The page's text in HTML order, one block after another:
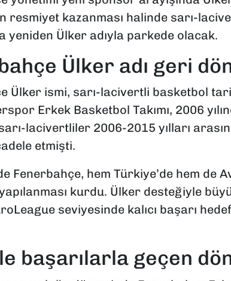
resmiyet kazanması halinde sarı-
yeniden Ülker adıyla parkede olacak.
Ülker adı geri
Ülker ismi, sarı-lacivertli basketbol
Erkek Basketbol Takımı, 2006
lacivertliler 2006-2015 yılları
etmişti.
Fenerbahçe, hem Türkiye’de hem de
kurdu. Ülker desteğiyle
seviyesinde kalıcı başarı
başarılarla geçen